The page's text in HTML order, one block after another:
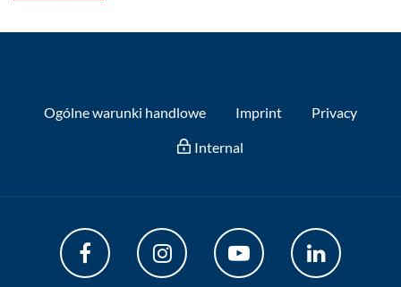
Ogólne warunki handlowe Imprint Privacy
Internal